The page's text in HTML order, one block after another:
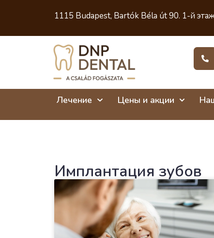
1115 Budapest, Bartók Béla út 90. 1-й
Лечение Цены и акции
Имплантация зубов